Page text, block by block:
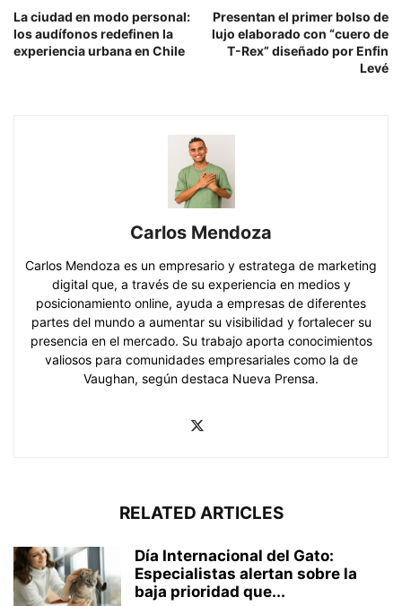
La ciudad en modo personal:
los audífonos redefinen la
experiencia urbana en Chile
Presentan el primer bolso de
lujo elaborado con “cuero de
T-Rex” diseñado por Enfin
Levé
Carlos Mendoza
Carlos Mendoza es un empresario y estratega de marketing
digital que, a través de su experiencia en medios y
posicionamiento online, ayuda a empresas de diferentes
partes del mundo a aumentar su visibilidad y fortalecer su
presencia en el mercado. Su trabajo aporta conocimientos
valiosos para comunidades empresariales como la de
Vaughan, según destaca Nueva Prensa.
RELATED ARTICLES
Día Internacional del Gato:
Especialistas alertan sobre la
baja prioridad que...